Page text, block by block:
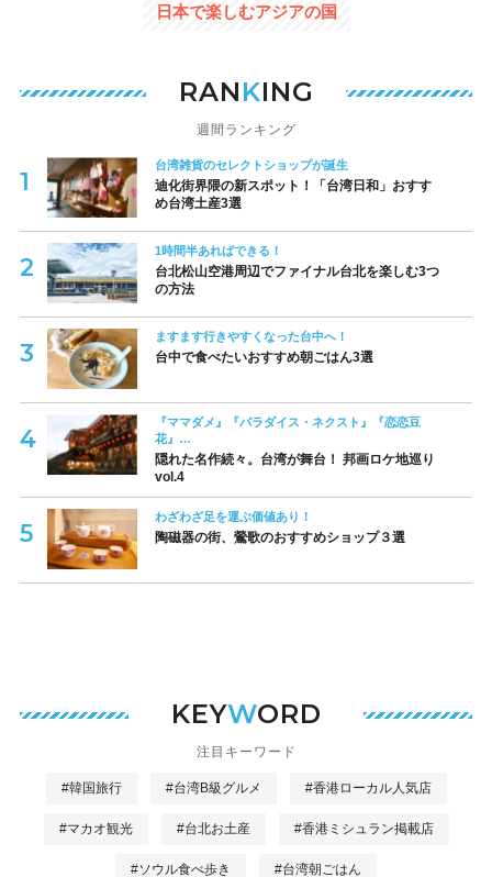
日本で楽しむアジアの国
RANKING
週間ランキング
台湾雑貨のセレクトショップが誕生
迪化街界隈の新スポット！「台湾日和」おすす
め台湾土産3選
1時間半あればできる！
台北松山空港周辺でファイナル台北を楽しむ3つ
の方法
ますます行きやすくなった台中へ！
台中で食べたいおすすめ朝ごはん3選
『ママダメ』『パラダイス・ネクスト』『恋恋豆
花』…
隠れた名作続々。台湾が舞台！ 邦画ロケ地巡り
vol.4
わざわざ足を運ぶ価値あり！
陶磁器の街、鶯歌のおすすめショップ３選
KEYWORD
注目キーワード
#韓国旅行 #台湾B級グルメ #香港ローカル人気店
#マカオ観光 #台北お土産 #香港ミシュラン掲載店
#ソウル食べ歩き #台湾朝ごはん